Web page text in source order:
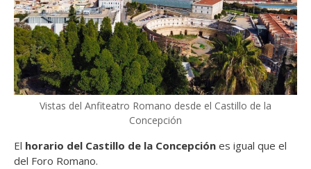
Vistas del Anfiteatro Romano desde el Castillo de la
Concepción
El horario del Castillo de la Concepción es igual que el
del Foro Romano.